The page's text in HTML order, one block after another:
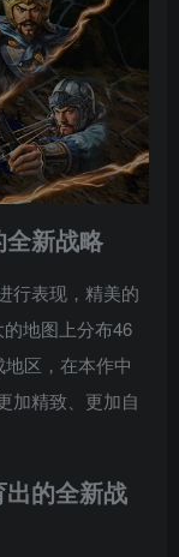
新战略
行表现，精美的
地图上分布46
区，在本作中
加精致、更加自
的全新战